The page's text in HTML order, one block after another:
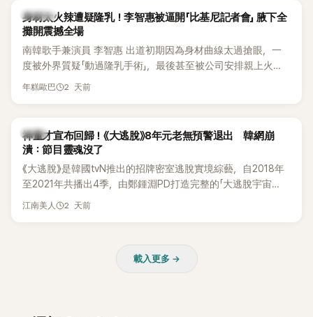
K-POP
身材太火辣遭疑隆乳！李智惠被逼開「比基尼記者會」 腋下全
攤開震撼全場
南韓歌手兼演員 李智惠 出道初期因為身材曲線太過搶眼，一
度被外界質疑「動過隆乳手術」，最後甚至被公司安排親上火
線，召開前所未見的「泳裝記者會」澄清。這場記者會後來還被
熱議。 2日播出的 SBS 綜藝節目《我的經紀人太難搞－秘書
鎮》，邀請同時兼顧工作與育兒的演藝圈代表「媽媽群」——李智
惠、李賢怡、李恩亨，以第13位「My Star」身分登場，分享最真
實的生活日常。 節目一開始，李瑞鎮 率先與李智惠會合，兩人
邊搭車邊聊天，氣氛輕鬆。聊到最近的新聞，李瑞鎮突然直球
發問：「妳不是上新聞了？說妳去做整形？是人中縮短手術嗎？」
開過記者會？」直接點名她當年的風波。李智惠聽了忍不住笑
年糕歐巴 2 天前
韓星
神童才宣布回歸！《大逃脫》8年元老無預警退出 韓網崩
潰：節目靈魂沒了
《大逃脫》是韓國tvN推出的招牌密室逃脫實境綜藝，自2018年
至2021年共播出4季，由鄭鍾淵PD打造完整的「大逃脫宇宙
（DTCU）」，憑藉燒腦劇情、電影級場景與龐大世界觀，累積
江南美人 2 天前
載入更多 →